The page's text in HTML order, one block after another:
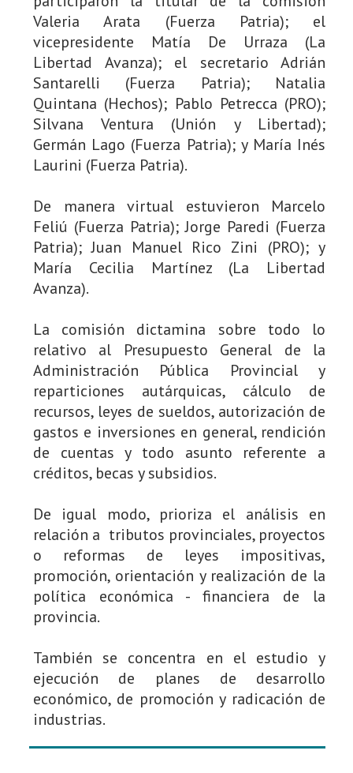
Valeria Arata (Fuerza Patria); el
vicepresidente Matía De Urraza (La
Libertad Avanza); el secretario Adrián
Santarelli (Fuerza Patria); Natalia
Quintana (Hechos); Pablo Petrecca (PRO);
Silvana Ventura (Unión y Libertad);
Germán Lago (Fuerza Patria); y María Inés
Laurini (Fuerza Patria).
De manera virtual estuvieron Marcelo
Feliú (Fuerza Patria); Jorge Paredi (Fuerza
Patria); Juan Manuel Rico Zini (PRO); y
María Cecilia Martínez (La Libertad
Avanza).
La comisión dictamina sobre todo lo
relativo al Presupuesto General de la
Administración Pública Provincial y
reparticiones autárquicas, cálculo de
recursos, leyes de sueldos, autorización de
gastos e inversiones en general, rendición
de cuentas y todo asunto referente a
créditos, becas y subsidios.
De igual modo, prioriza el análisis en
relación a tributos provinciales, proyectos
o reformas de leyes impositivas,
promoción, orientación y realización de la
política económica - financiera de la
provincia.
También se concentra en el estudio y
ejecución de planes de desarrollo
económico, de promoción y radicación de
industrias.